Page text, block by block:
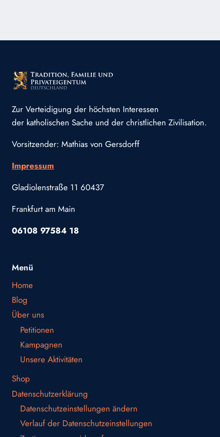
GELÖSCHT
Zur Verteidigung der höchsten Interessen
der katholischen Sache und der christlichen Zivilisation.
Vorsitzender: Mathias von Gersdorff
Impressum
Gladiolenstraße 11 60437
Frankfurt am Main
06108 97584 18
Menü
Home
Blog
Über uns
Petitionen
Kampagnen
Unsere Aktivitäten
Shop
Datenschutzerklärung
Datenschutzeinstellungen ändern
Verlauf der Datenschutzeinstellungen